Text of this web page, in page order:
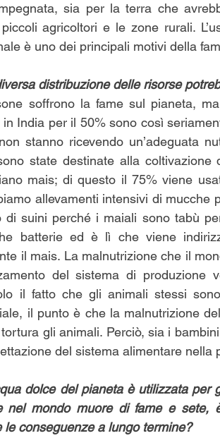
sia per la terra che
agricoltori e le zone rurali.
è uno dei principali motivi della
distribuzione delle risorse
soffrono la fame sul pianeta,
India per il 50% sono così
stanno ricevendo un’adeguata
state destinate alla
mais; di questo il 75% viene
allevamenti intensivi di mucche
di suini perché i maiali sono tabù
batterie ed è lì che viene
il mais. La malnutrizione che il
del sistema di
il fatto che gli animali stessi
il punto è che la malnutrizione
gli animali. Perciò, sia i
del sistema alimentare nella
dolce del pianeta è utilizzata per
nel mondo muore di fame e sete,
le conseguenze a lungo termine?